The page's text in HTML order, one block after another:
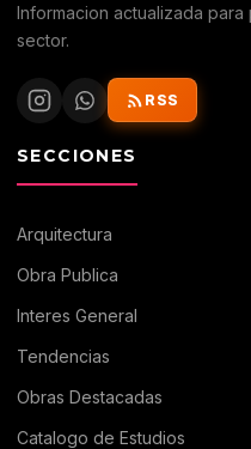
Informacion actualizada
sector.
RSS
SECCIONES
Arquitectura
Obra Publica
Interes General
Tendencias
Obras Destacadas
Catalogo de Estudios